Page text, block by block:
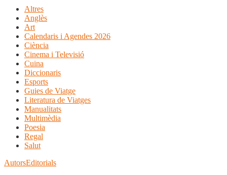
Altres
Anglès
Art
Calendaris i Agendes 2026
Ciència
Cinema i Televisió
Cuina
Diccionaris
Esports
Guies de Viatge
Literatura de Viatges
Manualitats
Multimèdia
Poesia
Regal
Salut
AutorsEditorials